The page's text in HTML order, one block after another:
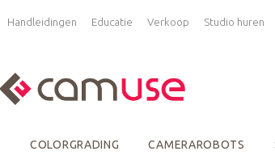
Handleidingen Educatie Verkoop Studio huren
COLORGRADING CAMERAROBOTS